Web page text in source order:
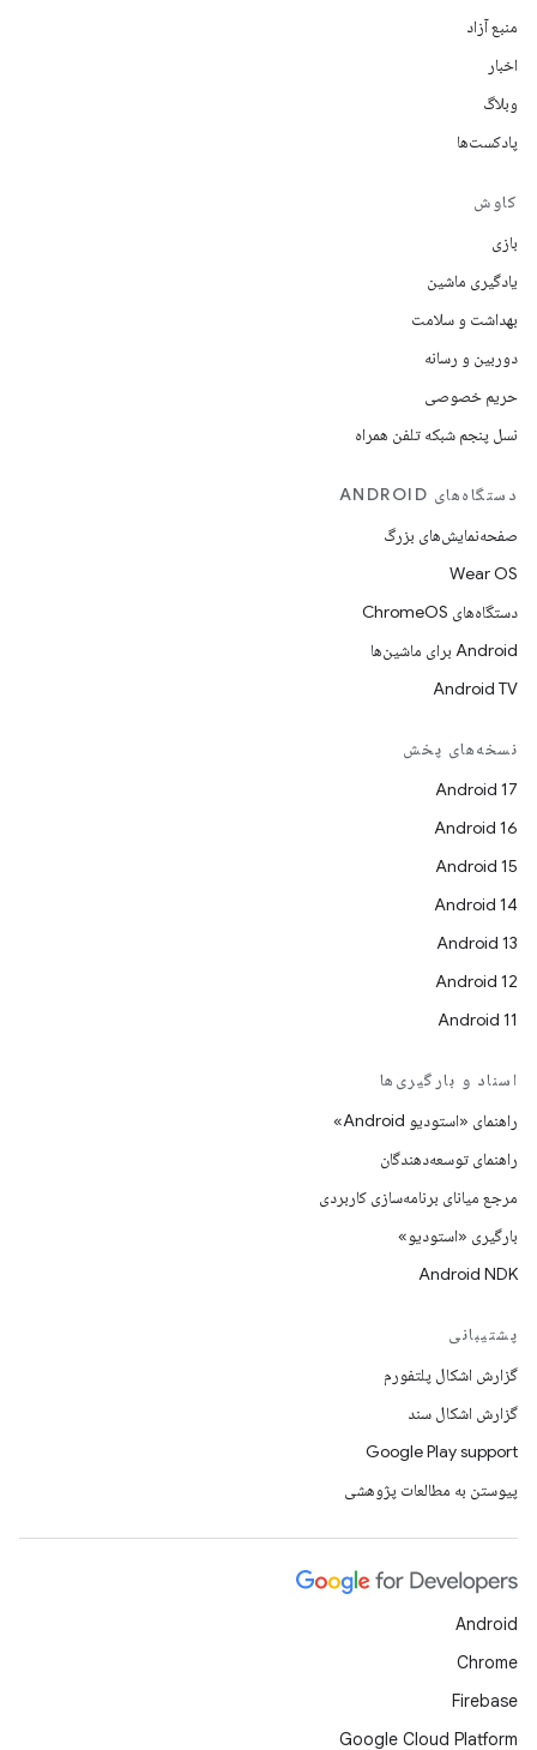
منبع آزاد
اخبار
وبلاگ
پادکست‌ها
کاوش
بازی
یادگیری ماشین
بهداشت و سلامت
دوربین و رسانه
حریم خصوصی
نسل پنجم شبکه تلفن همراه
دستگاه‌های ANDROID
صفحه‌نمایش‌های بزرگ
Wear OS
دستگاه‌های ChromeOS
Android برای ماشین‌ها
Android TV
نسخه‌های پخش
Android 17
Android 16
Android 15
Android 14
Android 13
Android 12
Android 11
اسناد و بارگیری‌ها
راهنمای «استودیو Android»
راهنمای توسعه‌دهندگان
مرجع میانای برنامه‌سازی کاربردی
بارگیری «استودیو»
Android NDK
پشتیبانی
گزارش اشکال پلتفورم
گزارش اشکال سند
Google Play support
پیوستن به مطالعات پژوهشی
Android
Chrome
Firebase
Google Cloud Platform